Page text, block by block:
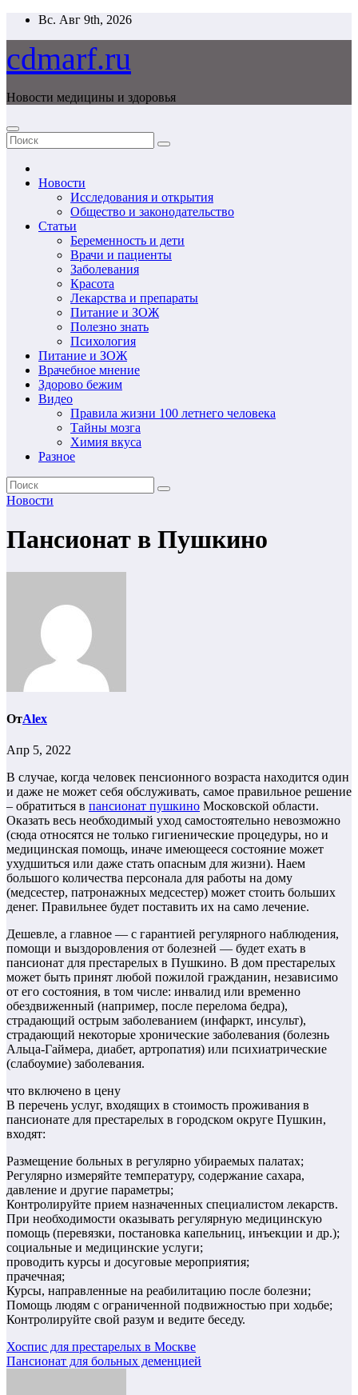
Перейти
содержимому
Вс. Авг 9th, 2026
cdmarf.ru
Новости медицины и здоровья
Новости
Исследования и открытия
Общество и законодательство
Статьи
Беременность и дети
Врачи и пациенты
Заболевания
Красота
Лекарства и препараты
Питание и ЗОЖ
Полезно знать
Психология
Питание и ЗОЖ
Врачебное мнение
Здорово бежим
Видео
Правила жизни 100 летнего человека
Тайны мозга
Химия вкуса
Разное
Новости
Пансионат в Пушкино
ОтAlex
Апр 5, 2022
В случае, когда человек пенсионного возраста находится один
и даже не может себя обслуживать, самое правильное решение
– обратиться в пансионат пушкино Московской области.
Оказать весь необходимый уход самостоятельно невозможно
(сюда относятся не только гигиенические процедуры, но и
медицинская помощь, иначе имеющееся состояние может
ухудшиться или даже стать опасным для жизни). Наем
большого количества персонала для работы на дому
(медсестер, патронажных медсестер) может стоить больших
денег. Правильнее будет поставить их на само лечение.
Дешевле, а главное — с гарантией регулярного наблюдения,
помощи и выздоровления от болезней — будет ехать в
пансионат для престарелых в Пушкино. В дом престарелых
может быть принят любой пожилой гражданин, независимо
от его состояния, в том числе: инвалид или временно
обездвиженный (например, после перелома бедра),
страдающий острым заболеванием (инфаркт, инсульт),
страдающий некоторые хронические заболевания (болезнь
Альца-Гаймера, диабет, артропатия) или психиатрические
(слабоумие) заболевания.
что включено в цену
В перечень услуг, входящих в стоимость проживания в
пансионате для престарелых в городском округе Пушкин,
входят:
Размещение больных в регулярно убираемых палатах;
Регулярно измеряйте температуру, содержание сахара,
давление и другие параметры;
Контролируйте прием назначенных специалистом лекарств.
При необходимости оказывать регулярную медицинскую
помощь (перевязки, постановка капельниц, инъекции и др.);
социальные и медицинские услуги;
проводить курсы и досуговые мероприятия;
прачечная;
Курсы, направленные на реабилитацию после болезни;
Помощь людям с ограниченной подвижностью при ходьбе;
Контролируйте свой разум и ведите беседу.
Навигация
по
Хоспис для престарелых в Москве
Пансионат для больных деменцией